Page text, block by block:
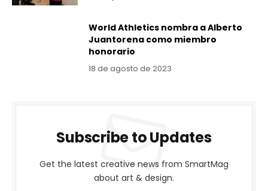
World Athletics nombra a Alberto
Juantorena como miembro
honorario
18 de agosto de 2023
Subscribe to Updates
Get the latest creative news from SmartMag
about art & design.